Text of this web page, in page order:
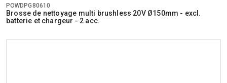
POWDPG80610
Brosse de nettoyage multi brushless 20V Ø150mm - excl.
batterie et chargeur - 2 acc.